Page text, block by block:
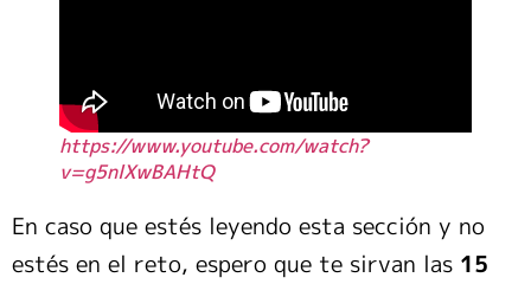
https://www.youtube.com/watch?
v=g5nlXwBAHtQ
En caso que estés leyendo esta sección y no
estés en el reto, espero que te sirvan las 15